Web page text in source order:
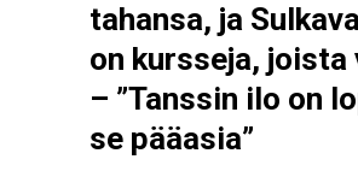
tahansa, ja
on kursseja, joista
– ”Tanssin ilo on
se pääasia”